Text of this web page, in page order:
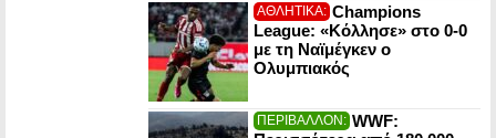
ΑΘΛΗΤΙΚΑ: Champions
League: «Κόλλησε» στο 0-0
με τη Ναϊμέγκεν ο
Ολυμπιακός
ΠΕΡΙΒΑΛΛΟΝ: WWF: